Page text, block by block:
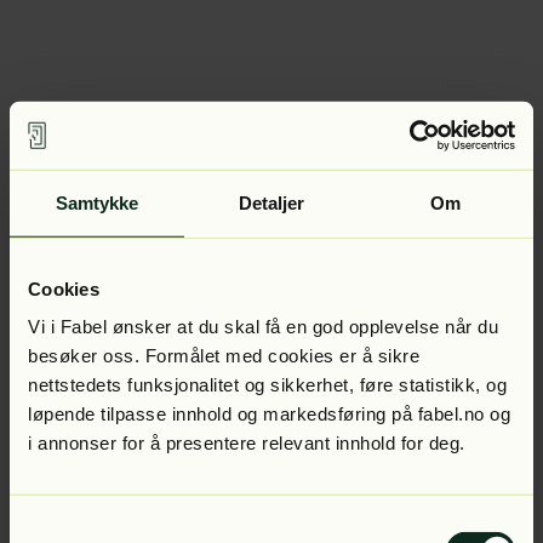
Samtykke Detaljer Om
Cookies
Vi i Fabel ønsker at du skal få en god opplevelse når du
besøker oss. Formålet med cookies er å sikre
nettstedets funksjonalitet og sikkerhet, føre statistikk, og
løpende tilpasse innhold og markedsføring på fabel.no og
i annonser for å presentere relevant innhold for deg.